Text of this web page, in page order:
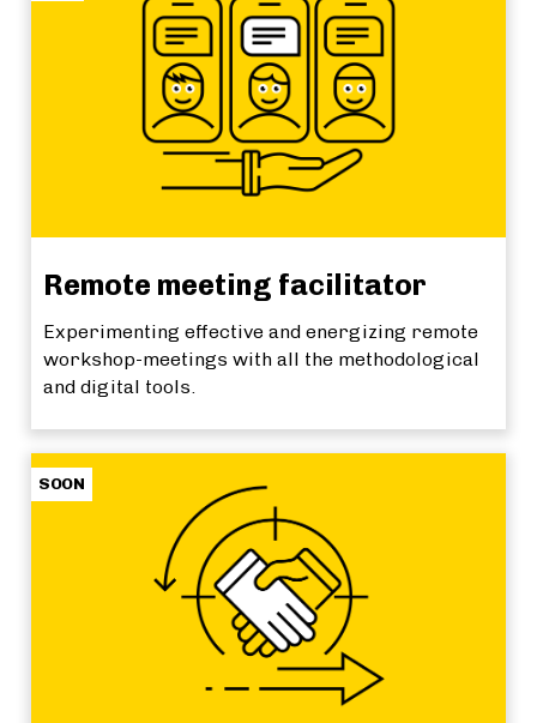
Remote meeting facilitator
Experimenting effective and energizing remote
workshop-meetings with all the methodological
and digital tools.
SOON